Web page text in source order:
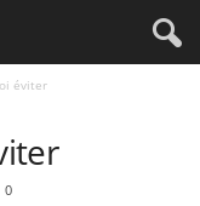
éviter
0